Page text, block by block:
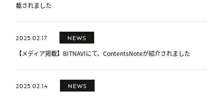
載されました
2025.02.17 NEWS
【メディア掲載】BITNAVIにて、ContentsNoteが紹介されました
2025.02.14 NEWS